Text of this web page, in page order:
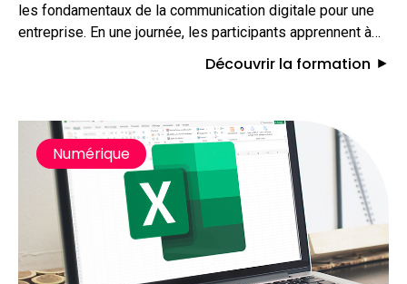
les fondamentaux de la communication digitale pour une
entreprise. En une journée, les participants apprennent à
clarifier leurs objectifs, choisir les bons canaux et
communication immédiatement opérationnel.
Découvrir la formation
Numérique